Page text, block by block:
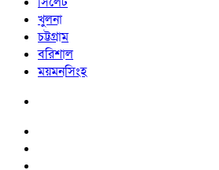
খুলনা
চট্টগ্রাম
বরিশাল
ময়মনসিংহ